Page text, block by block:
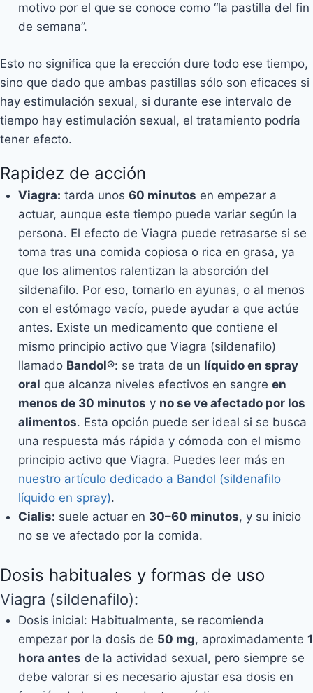
motivo por el que se conoce como “la pastilla del fin
de semana”.
Esto no significa que la erección dure todo ese tiempo,
sino que dado que ambas pastillas sólo son eficaces si
hay estimulación sexual, si durante ese intervalo de
tiempo hay estimulación sexual, el tratamiento podría
tener efecto.
Rapidez de acción
Viagra: tarda unos 60 minutos en empezar a
actuar, aunque este tiempo puede variar según la
persona. El efecto de Viagra puede retrasarse si se
toma tras una comida copiosa o rica en grasa, ya
que los alimentos ralentizan la absorción del
sildenafilo. Por eso, tomarlo en ayunas, o al menos
con el estómago vacío, puede ayudar a que actúe
antes. Existe un medicamento que contiene el
mismo principio activo que Viagra (sildenafilo)
llamado Bandol®: se trata de un líquido en spray
oral que alcanza niveles efectivos en sangre en
menos de 30 minutos y no se ve afectado por los
alimentos. Esta opción puede ser ideal si se busca
una respuesta más rápida y cómoda con el mismo
principio activo que Viagra. Puedes leer más en
nuestro artículo dedicado a Bandol (sildenafilo
líquido en spray).
Cialis: suele actuar en 30–60 minutos, y su inicio
no se ve afectado por la comida.
Dosis habituales y formas de uso
Viagra (sildenafilo):
Dosis inicial: Habitualmente, se recomienda
empezar por la dosis de 50 mg, aproximadamente 1
hora antes de la actividad sexual, pero siempre se
debe valorar si es necesario ajustar esa dosis en